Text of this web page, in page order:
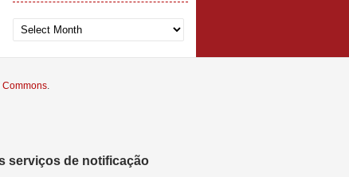
Arquivo
Commons.
serviços de notificação